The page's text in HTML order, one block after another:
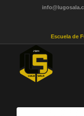
Escuela de